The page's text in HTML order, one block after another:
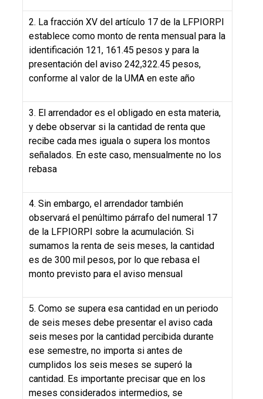
2. La fracción XV del artículo 17 de la LFPIORPI
establece como monto de renta mensual para la
identificación 121, 161.45 pesos y para la
presentación del aviso 242,322.45 pesos,
conforme al valor de la UMA en este año
3. El arrendador es el obligado en esta materia,
y debe observar si la cantidad de renta que
recibe cada mes iguala o supera los montos
señalados. En este caso, mensualmente no los
rebasa
4. Sin embargo, el arrendador también
observará el penúltimo párrafo del numeral 17
de la LFPIORPI sobre la acumulación. Si
sumamos la renta de seis meses, la cantidad
es de 300 mil pesos, por lo que rebasa el
monto previsto para el aviso mensual
5. Como se supera esa cantidad en un periodo
de seis meses debe presentar el aviso cada
seis meses por la cantidad percibida durante
ese semestre, no importa si antes de
cumplidos los seis meses se superó la
cantidad. Es importante precisar que en los
meses considerados intermedios, se